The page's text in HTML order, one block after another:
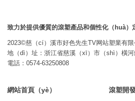
致力於提供優質的滾塑產品和個性化（huà）
2023©慈（cí）溪市好色先生TV网站塑業有限
地（dì）址：浙江省慈溪（xī）市（shì）橫
電話：0574-63250808
網站首頁（yè） 滾塑開